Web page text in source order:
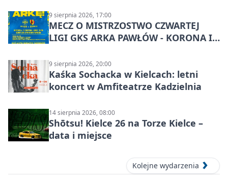
9 sierpnia 2026, 17:00
MECZ O MISTRZOSTWO CZWARTEJ
LIGI GKS ARKA PAWŁÓW - KORONA III
9 sierpnia 2026, 20:00
Kaśka Sochacka w Kielcach: letni
koncert w Amfiteatrze Kadzielnia
14 sierpnia 2026, 08:00
Shōtsu! Kielce 26 na Torze Kielce –
data i miejsce
Kolejne wydarzenia